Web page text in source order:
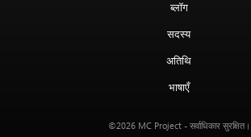
ब्लॉग
सदस्य
अतिथि
भाषाएँ
©2026 MC Project - सर्वाधिकार सुरक्षित।